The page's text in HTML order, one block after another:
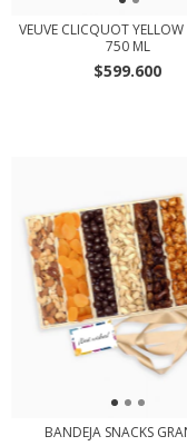
VEUVE CLICQUOT YELLOW
750 ML
$599.600
BANDEJA SNACKS